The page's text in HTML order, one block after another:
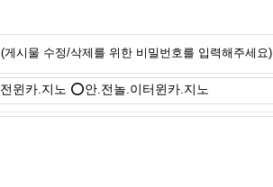
(게시물 수정/삭제를 위한 비밀번호를 입력해주세요)